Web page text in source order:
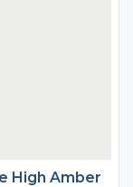
High Amber